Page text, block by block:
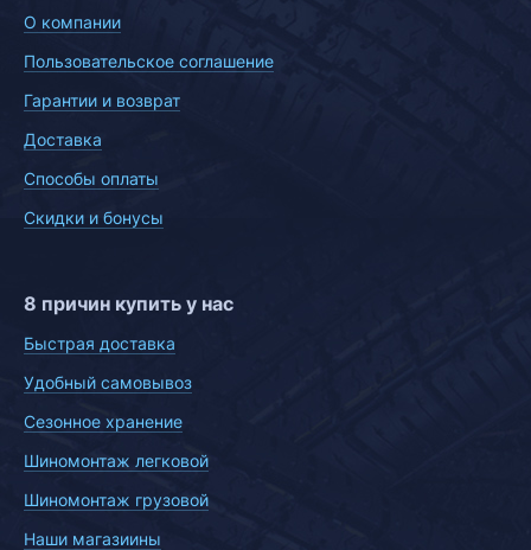
О компании
Пользовательское соглашение
Гарантии и возврат
Доставка
Способы оплаты
Скидки и бонусы
8 причин купить у нас
Быстрая доставка
Удобный самовывоз
Сезонное хранение
Шиномонтаж легковой
Шиномонтаж грузовой
Наши магазиины